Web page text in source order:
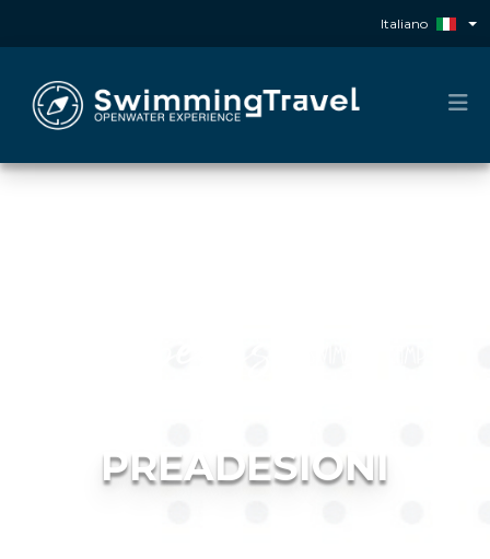
Italiano
PREADESIONI